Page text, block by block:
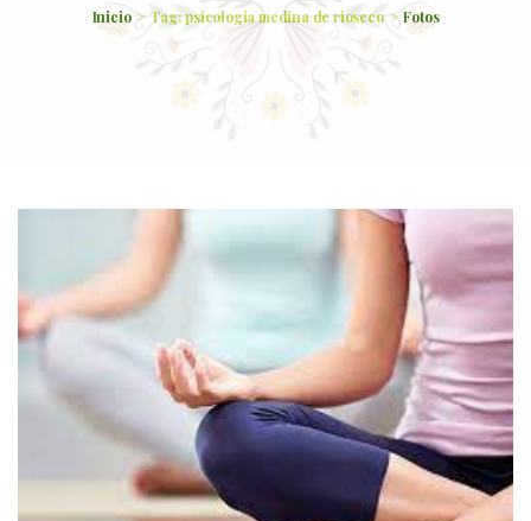
Inicio Tag: psicologia medina de rioseco Fotos